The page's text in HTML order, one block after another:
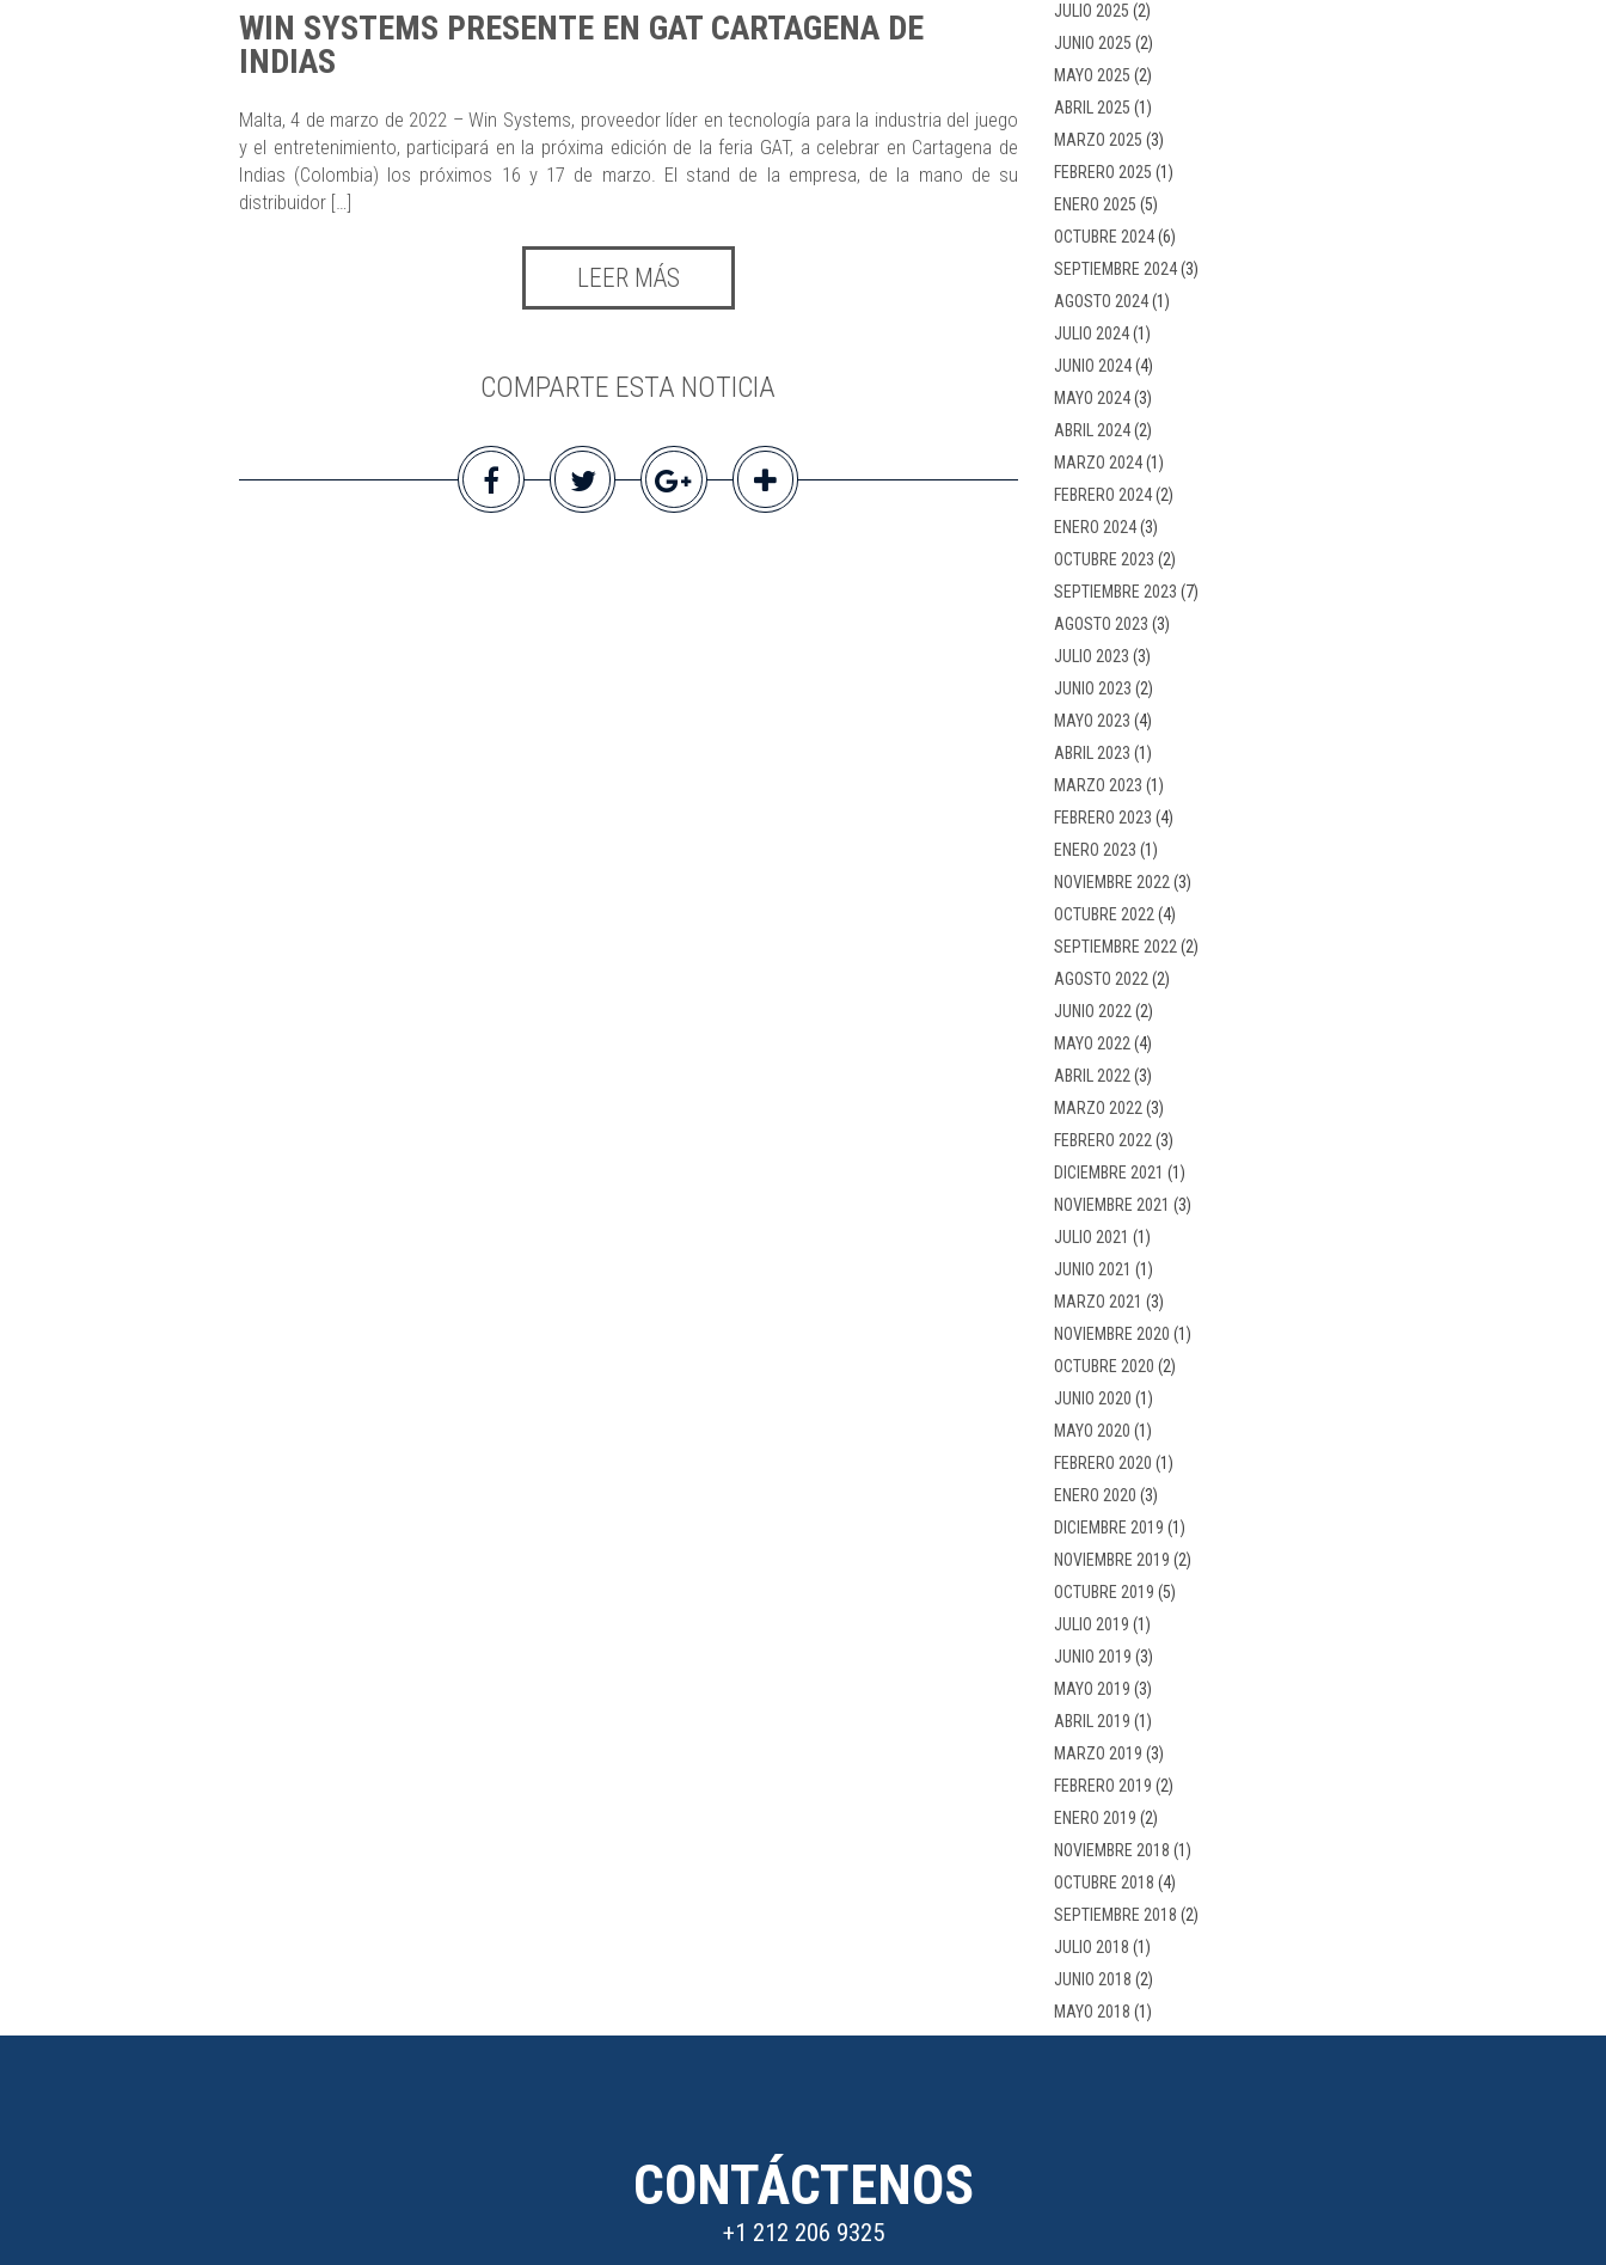
WIN SYSTEMS PRESENTE EN GAT CARTAGENA DE
INDIAS
Malta, 4 de marzo de 2022 – Win Systems, proveedor líder en tecnología para la industria del juego
y el entretenimiento, participará en la próxima edición de la feria GAT, a celebrar en Cartagena de
Indias (Colombia) los próximos 16 y 17 de marzo. El stand de la empresa, de la mano de su
distribuidor […]
LEER MÁS
COMPARTE ESTA NOTICIA
JULIO 2025 (2)
JUNIO 2025 (2)
MAYO 2025 (2)
ABRIL 2025 (1)
MARZO 2025 (3)
FEBRERO 2025 (1)
ENERO 2025 (5)
OCTUBRE 2024(6)
SEPTIEMBRE 2024(3)
AGOSTO 2024(1)
JULIO 2024(1)
JUNIO 2024(4)
MAYO 2024(3)
ABRIL 2024(2)
MARZO 2024(1)
FEBRERO 2024(2)
ENERO 2024(3)
OCTUBRE 2023 (2)
SEPTIEMBRE 2023 (7)
AGOSTO 2023 (3)
JULIO 2023 (3)
JUNIO 2023 (2)
MAYO 2023 (4)
ABRIL 2023 (1)
MARZO 2023 (1)
FEBRERO 2023 (4)
ENERO 2023 (1)
NOVIEMBRE 2022 (3)
OCTUBRE 2022 (4)
SEPTIEMBRE 2022 (2)
AGOSTO 2022 (2)
JUNIO 2022 (2)
MAYO 2022 (4)
ABRIL 2022 (3)
MARZO 2022 (3)
FEBRERO 2022 (3)
DICIEMBRE 2021 (1)
NOVIEMBRE 2021 (3)
JULIO 2021 (1)
JUNIO 2021 (1)
MARZO 2021 (3)
NOVIEMBRE 2020 (1)
OCTUBRE 2020 (2)
JUNIO 2020 (1)
MAYO 2020 (1)
FEBRERO 2020 (1)
ENERO 2020 (3)
DICIEMBRE 2019 (1)
NOVIEMBRE 2019 (2)
OCTUBRE 2019 (5)
JULIO 2019 (1)
JUNIO 2019 (3)
MAYO 2019 (3)
ABRIL 2019 (1)
MARZO 2019 (3)
FEBRERO 2019 (2)
ENERO 2019 (2)
NOVIEMBRE 2018 (1)
OCTUBRE 2018 (4)
SEPTIEMBRE 2018 (2)
JULIO 2018 (1)
JUNIO 2018 (2)
MAYO 2018 (1)
CONTÁCTENOS
+1 212 206 9325